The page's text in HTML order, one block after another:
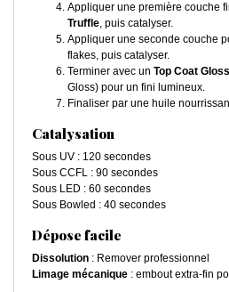
Appliquer une première couche
Truffle, puis catalyser.
Appliquer une seconde couche
flakes, puis catalyser.
Terminer avec un Top Coat Gloss
Gloss) pour un fini lumineux.
Finaliser par une huile
Catalysation
Sous UV : 120 secondes
Sous CCFL : 90 secondes
Sous LED : 60 secondes
Sous Bowled : 40 secondes
Dépose facile
Dissolution : Remover professionnel
Limage mécanique : embout extra-fin